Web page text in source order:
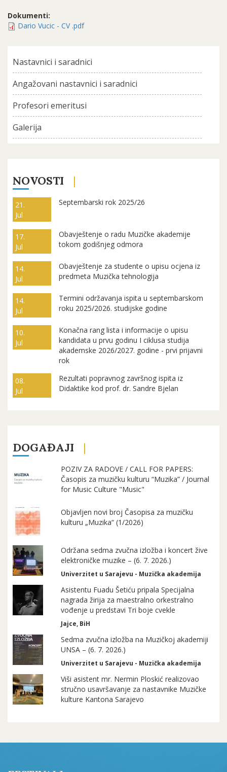
Dokumenti:
Dario Vucic - CV .pdf
Nastavnici i saradnici
Angažovani nastavnici i saradnici
Profesori emeritusi
Galerija
NOVOSTI
21.
Jul
Septembarski rok 2025/26
17.
Jul
Obavještenje o radu Muzičke akademije
tokom godišnjeg odmora
14.
Jul
Obavještenje za studente o upisu ocjena iz
predmeta Muzička tehnologija
14.
Jul
Termini održavanja ispita u septembarskom
roku 2025/2026. studijske godine
10.
Jul
Konačna rang lista i informacije o upisu
kandidata u prvu godinu I ciklusa studija
akademske 2026/2027. godine - prvi prijavni
rok
08.
Jul
Rezultati popravnog završnog ispita iz
Didaktike kod prof. dr. Sandre Bjelan
DOGAĐAJI
POZIV ZA RADOVE / CALL FOR PAPERS:
Časopis za muzičku kulturu “Muzika” / Journal
for Music Culture "Music"
Objavljen novi broj Časopisa za muzičku
kulturu „Muzika“ (1/2026)
Održana sedma zvučna izložba i koncert žive
elektroničke muzike – (6. 7. 2026.)
Univerzitet u Sarajevu - Muzička akademija
Asistentu Fuadu Šetiću pripala Specijalna
nagrada žirija za maestralno orkestralno
vođenje u predstavi Tri boje cvekle
Jajce, BiH
Sedma zvučna izložba na Muzičkoj akademiji
UNSA – (6. 7. 2026.)
Univerzitet u Sarajevu - Muzička akademija
Viši asistent mr. Nermin Ploskić realizovao
stručno usavršavanje za nastavnike Muzičke
kulture Kantona Sarajevo